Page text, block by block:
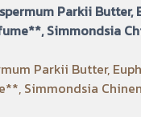
Parkii Butter,
Simmondsia
Parkii Butter,
Simmondsia